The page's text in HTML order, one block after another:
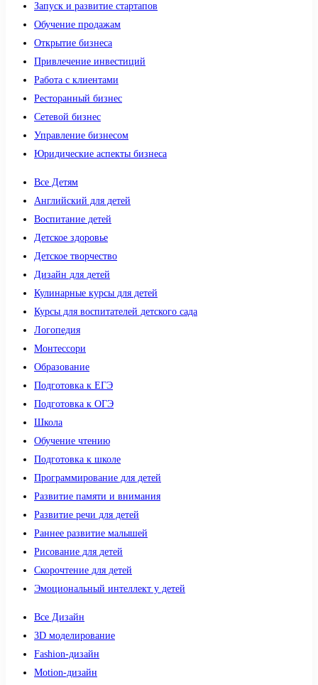
Запуск и развитие стартапов
Обучение продажам
Открытие бизнеса
Привлечение инвестиций
Работа с клиентами
Ресторанный бизнес
Сетевой бизнес
Управление бизнесом
Юридические аспекты бизнеса
Все Детям
Английский для детей
Воспитание детей
Детское здоровье
Детское творчество
Дизайн для детей
Кулинарные курсы для детей
Курсы для воспитателей детского сада
Логопедия
Монтессори
Образование
Подготовка к ЕГЭ
Подготовка к ОГЭ
Школа
Обучение чтению
Подготовка к школе
Программирование для детей
Развитие памяти и внимания
Развитие речи для детей
Раннее развитие малышей
Рисование для детей
Скорочтение для детей
Эмоциональный интеллект у детей
Все Дизайн
3D моделирование
Fashion-дизайн
Motion-дизайн